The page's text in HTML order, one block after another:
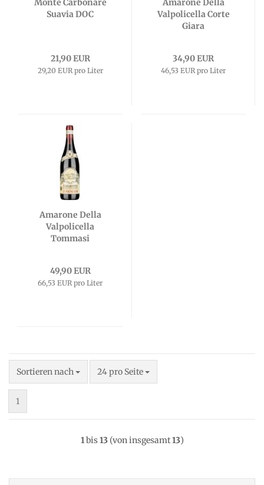
Monte Carbonare
Suavia DOC
21,90 EUR
29,20 EUR pro Liter
Amarone Della
Valpolicella Corte
Giara
34,90 EUR
46,53 EUR pro Liter
Amarone Della
Valpolicella
Tommasi
49,90 EUR
66,53 EUR pro Liter
Sortieren nach
Sortieren nach 24 pro Seite
pro Seite
1
1bis13(von insgesamt13)